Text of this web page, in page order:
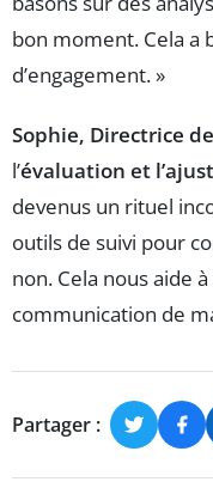
bon moment. Cela a
d’engagement. »
Sophie, Directrice
l’évaluation et
devenus un rituel
outils de suivi pour
non. Cela nous aide
communication de
Partager :